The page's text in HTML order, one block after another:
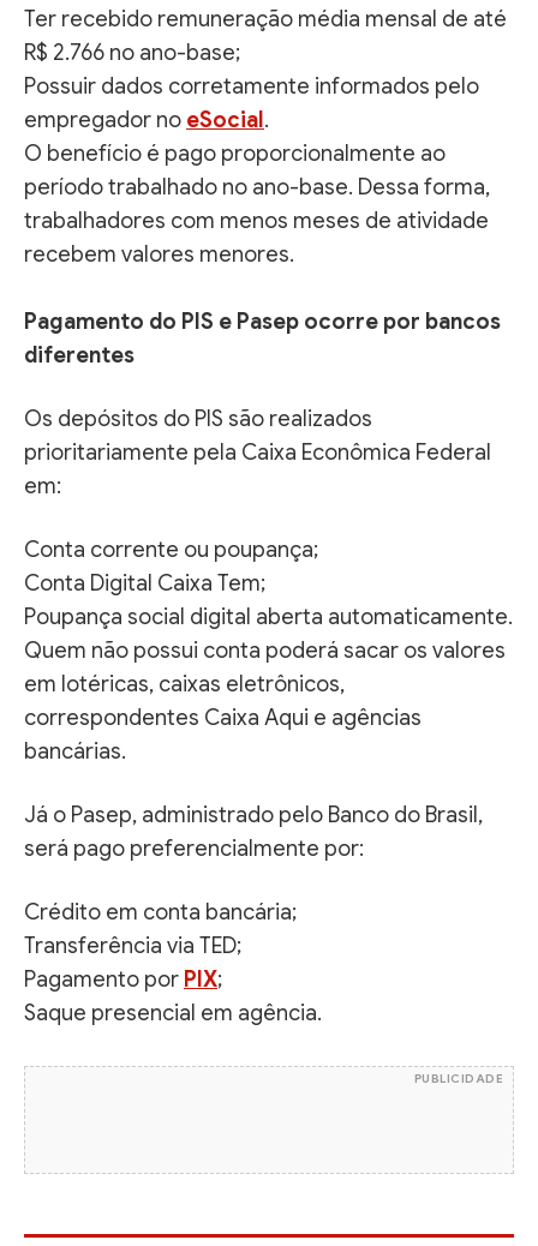
Ter recebido remuneração média mensal de até
R$ 2.766 no ano-base;
Possuir dados corretamente informados pelo
empregador no eSocial .
O benefício é pago proporcionalmente ao
período trabalhado no ano-base. Dessa forma,
trabalhadores com menos meses de atividade
recebem valores menores.
Pagamento do PIS e Pasep ocorre por bancos
diferentes
Os depósitos do PIS são realizados
prioritariamente pela Caixa Econômica Federal
em:
Conta corrente ou poupança;
Conta Digital Caixa Tem;
Poupança social digital aberta automaticamente.
Quem não possui conta poderá sacar os valores
em lotéricas, caixas eletrônicos,
correspondentes Caixa Aqui e agências
bancárias.
Já o Pasep, administrado pelo Banco do Brasil,
será pago preferencialmente por:
Crédito em conta bancária;
Transferência via TED;
Pagamento por PIX;
Saque presencial em agência.
PUBLICIDADE